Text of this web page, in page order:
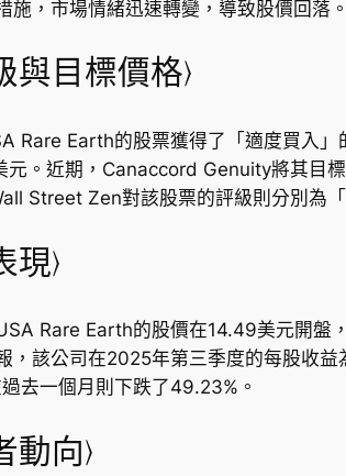
施，市場情緒迅速轉變，導致股價回落。
與目標價格〉
Rare Earth的股票獲得了「適度買入
。近期，Canaccord Genuity將其目
Street Zen對該股票的評級則分別為
〉
Rare Earth的股價在14.49美元開
，該公司在2025年第三季度的每股收
去一個月則下跌了49.23%。
動向〉